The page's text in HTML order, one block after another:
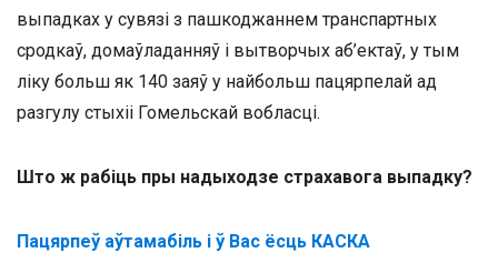
выпадках у сувязі з пашкоджаннем транспартных
сродкаў, домаўладанняў і вытворчых аб’ектаў, у тым
ліку больш як 140 заяў у найбольш пацярпелай ад
разгулу стыхіі Гомельскай вобласці.
Што ж рабіць пры надыходзе страхавога выпадку?
Пацярпеў аўтамабіль і ў Вас ёсць КАСКА